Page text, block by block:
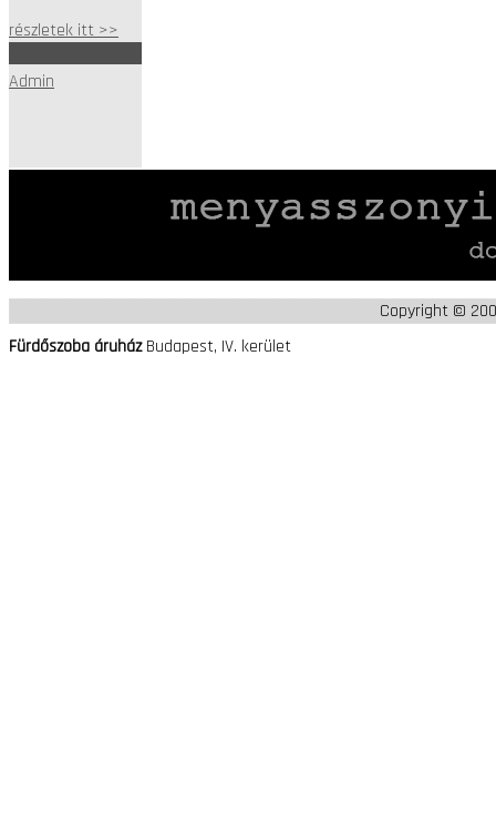
részletek itt >>
Admin
Copyright ©
Fürdőszoba áruházBudapest, IV. kerület